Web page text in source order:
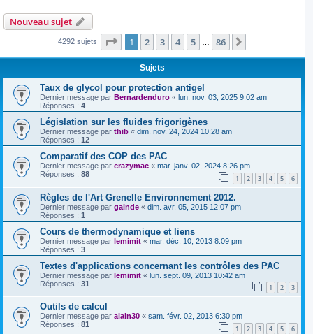
Nouveau sujet
4292 sujets Page 1sur86
1 2 3 4 5 86
Sujets
Taux de glycol pour protection antigel
Dernier message par Bernardenduro « lun. nov. 03, 2025 9:02 am
Réponses : 4
Législation sur les fluides frigorigènes
Dernier message par thib « dim. nov. 24, 2024 10:28 am
Réponses : 12
Comparatif des COP des PAC
Dernier message par crazymac « mar. janv. 02, 2024 8:26 pm
Réponses : 88 1 2 3 4 5 6
Règles de l'Art Grenelle Environnement 2012.
Dernier message par gainde « dim. avr. 05, 2015 12:07 pm
Réponses : 1
Cours de thermodynamique et liens
Dernier message par lemimit « mar. déc. 10, 2013 8:09 pm
Réponses : 3
Textes d'applications concernant les contrôles des PAC
Dernier message par lemimit « lun. sept. 09, 2013 10:42 am
Réponses : 31 1 2 3
Outils de calcul
Dernier message par alain30 « sam. févr. 02, 2013 6:30 pm
Réponses : 81 1 2 3 4 5 6